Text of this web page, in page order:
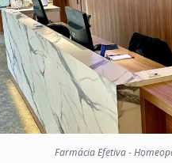
Farmácia Efetiva -